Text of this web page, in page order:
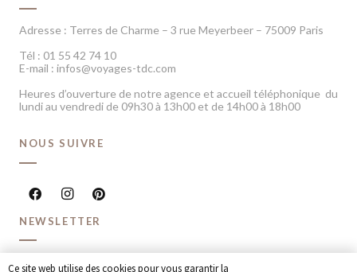
Adresse : Terres de Charme – 3 rue Meyerbeer – 75009 Paris
Tél : 01 55 42 74 10
E-mail : infos@voyages-tdc.com
Heures d’ouverture de notre agence et accueil téléphonique du
lundi au vendredi de 09h30 à 13h00 et de 14h00 à 18h00
NOUS SUIVRE
NEWSLETTER
Recevoir chaque mois nos dernières inspirations voyage et
Ce site web utilise des cookies pour vous garantir la